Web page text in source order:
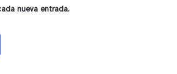
nueva entrada.